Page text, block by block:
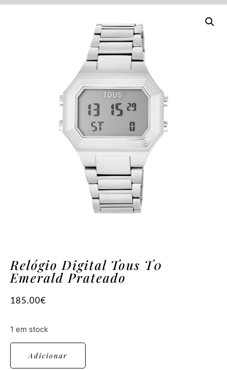
Relógio Digital Tous T0
Emerald Prateado
185.00€
1 em stock
Adicionar